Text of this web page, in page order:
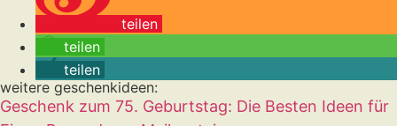
teilen
teilen
teilen
weitere geschenkideen:
Geschenk zum 75. Geburtstag: Die Besten Ideen für